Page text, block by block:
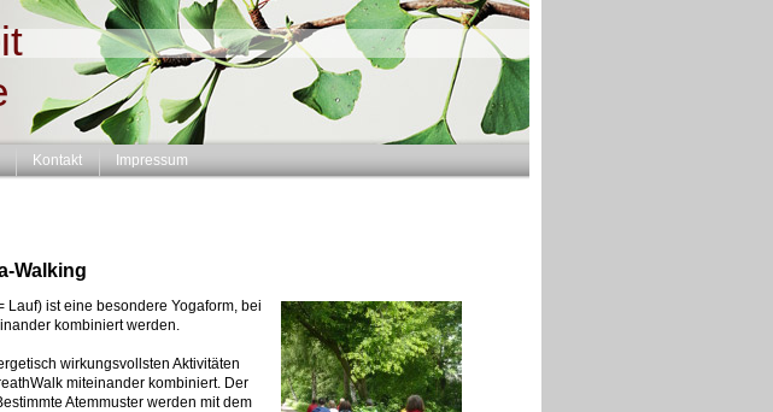
Kontakt Impressum
Walking
Lauf) ist eine besondere Yogaform, bei
kombiniert werden.
wirkungsvollsten Aktivitäten
miteinander kombiniert. Der
Atemmuster werden mit dem